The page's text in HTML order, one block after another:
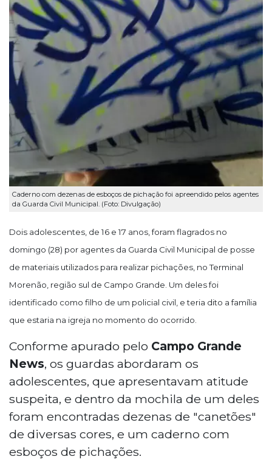
Caderno com dezenas de esboços de pichação foi apreendido pelos agentes
da Guarda Civil Municipal. (Foto: Divulgação)
Dois adolescentes, de 16 e 17 anos, foram flagrados no
domingo (28) por agentes da Guarda Civil Municipal de posse
de materiais utilizados para realizar pichações, no Terminal
Morenão, região sul de Campo Grande. Um deles foi
identificado como filho de um policial civil, e teria dito a família
que estaria na igreja no momento do ocorrido.
Conforme apurado pelo Campo Grande
News, os guardas abordaram os
adolescentes, que apresentavam atitude
suspeita, e dentro da mochila de um deles
foram encontradas dezenas de "canetões"
de diversas cores, e um caderno com
esboços de pichações.